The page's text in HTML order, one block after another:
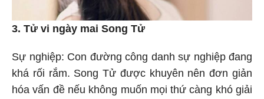
3. Tử vi ngày mai Song Tử
Sự nghiệp: Con đường công danh sự nghiệp đang
khá rối rắm. Song Tử được khuyên nên đơn giản
hóa vấn đề nếu không muốn mọi thứ càng khó giải